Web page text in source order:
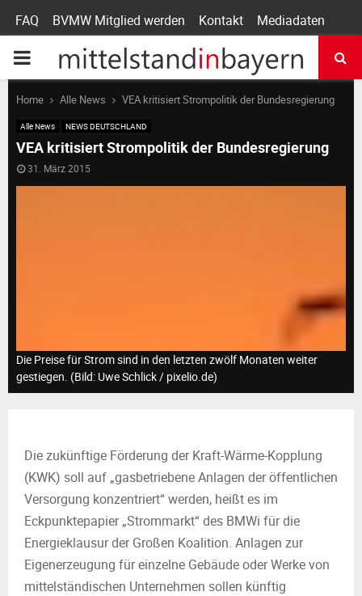
FAQ BVMW Mitglied werden Kontakt Mediadaten
P
R
I
M
M
N
U
Home Alle News VEA kritisiert Strompolitik der Bundesregierung
Alle News NEWS DEUTSCHLAND
VEA kritisiert Strompolitik der Bundesregierung
31. März 2015
Die Preise für Strom sind in den letzten zwölf Monaten weiter
gestiegen. (Bild: Uwe Schlick / pixelio.de)
Die zukünftige Förderung der Kraft-Wärme-Kopplung
(KWK) soll auf „gasbetriebene Anlagen der öffentlichen
Versorgung konzentriert“ werden, heißt es im
Eckpunktepapier „Strommarkt“ des BMWi für die
Energieklausur der Großen Koalition. Anlagen zur
Eigenerzeugung für einzelne Gebäude oder Werke von
mittelständischen Unternehmen sollen künftig